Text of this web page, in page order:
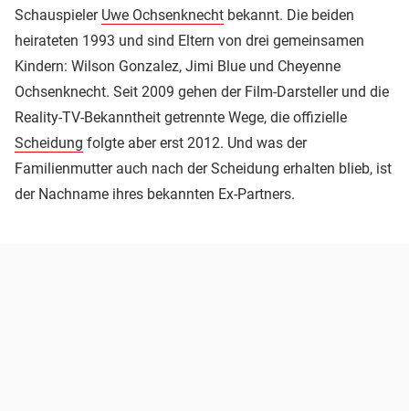
Schauspieler Uwe Ochsenknecht bekannt. Die beiden
heirateten 1993 und sind Eltern von drei gemeinsamen
Kindern: Wilson Gonzalez, Jimi Blue und Cheyenne
Ochsenknecht. Seit 2009 gehen der Film-Darsteller und die
Reality-TV-Bekanntheit getrennte Wege, die offizielle
Scheidung folgte aber erst 2012. Und was der
Familienmutter auch nach der Scheidung erhalten blieb, ist
der Nachname ihres bekannten Ex-Partners.